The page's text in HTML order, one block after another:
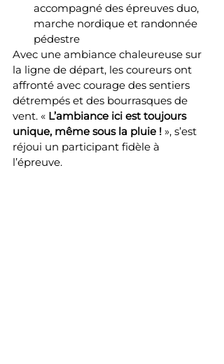
accompagné des épreuves duo,
marche nordique et randonnée
pédestre
Avec une ambiance chaleureuse sur
la ligne de départ, les coureurs ont
affronté avec courage des sentiers
détrempés et des bourrasques de
vent. « L’ambiance ici est toujours
unique, même sous la pluie ! », s’est
réjoui un participant fidèle à
l’épreuve.